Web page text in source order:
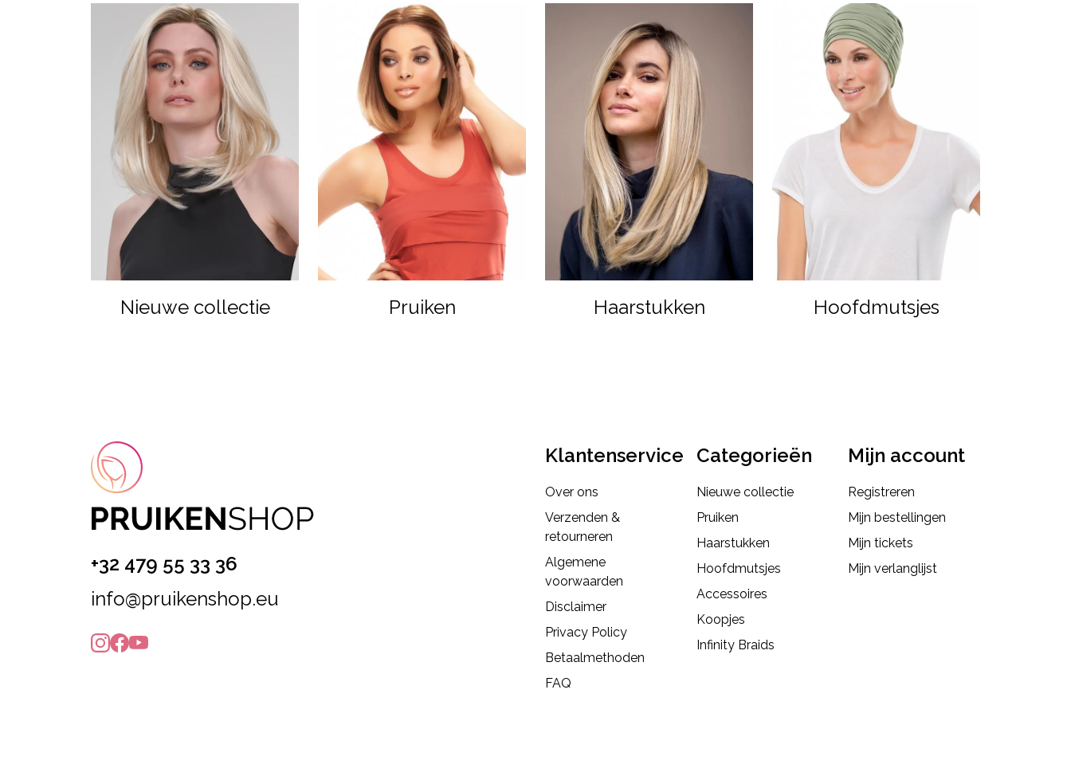
Nieuwe collectie Pruiken Haarstukken Hoofdmutsjes
+32 479 55 33 36
info@pruikenshop.eu
Klantenservice
Over ons
Verzenden &
retourneren
Algemene
voorwaarden
Disclaimer
Privacy Policy
Betaalmethoden
FAQ
Categorieën
Nieuwe collectie
Pruiken
Haarstukken
Hoofdmutsjes
Accessoires
Koopjes
Infinity Braids
Mijn account
Registreren
Mijn bestellingen
Mijn tickets
Mijn verlanglijst